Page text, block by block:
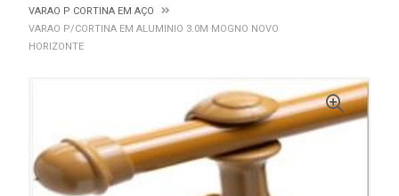
VARAO P CORTINA EM AÇO
VARAO P/CORTINA EM ALUMINIO 3.0M MOGNO NOVO
HORIZONTE